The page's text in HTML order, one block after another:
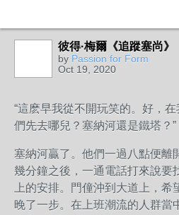
彼得·梅爾《追蹤塞尚》
by Passion for Form
Oct 19, 2020
“這麽早我從不開玩笑的。好，
們先去哪兒？塞納河還是鐵塔？”
塞納河贏了。他們一過八點便
幾分鐘之後，一通電話打來說要
上的安排。門僮沖到大道上，
晚了一步。在上班潮流的人群當